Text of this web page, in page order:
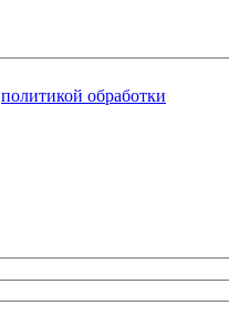
политикой обработки